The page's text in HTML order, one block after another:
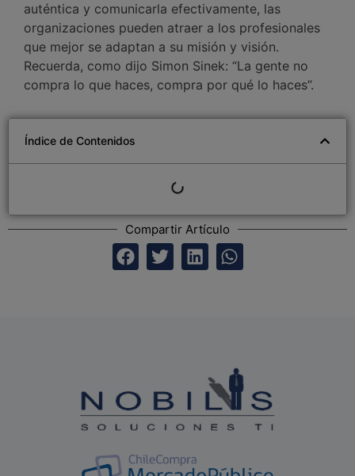
auténtica y comunicarla efectivamente, las
organizaciones pueden atraer a los profesionales
que mejor se adaptan a su misión y visión.
Recuerda, como dijo Simon Sinek: “La gente no
compra lo que haces, compra por qué lo haces”.
Índice de Contenidos
Compartir Artículo